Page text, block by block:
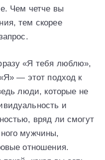
Чем четче вы
тем скорее
«Я тебя люблю»,
— этот подход к
люди, которые не
и
вряд ли смогут
мужчины,
отношения.